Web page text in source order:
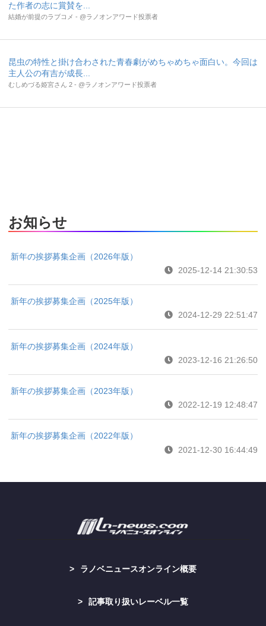
た作者の志に賞賛を...
結婚が前提のラブコメ - @ラノオンアワード投票者
昆虫の特性と掛け合わされた青春劇がめちゃめちゃ面白い。今回は
主人公の有吉が成長...
むしめづる姫宮さん 2 - @ラノオンアワード投票者
お知らせ
新年の挨拶募集企画（2026年版）
2025-12-14 21:30:53
新年の挨拶募集企画（2025年版）
2024-12-29 22:51:47
新年の挨拶募集企画（2024年版）
2023-12-16 21:26:50
新年の挨拶募集企画（2023年版）
2022-12-19 12:48:47
新年の挨拶募集企画（2022年版）
2021-12-30 16:44:49
ラノベニュースオンライン概要
記事取り扱いレーベル一覧